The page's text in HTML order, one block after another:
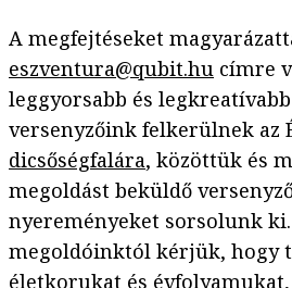
A megfejtéseket
eszventura@qubit.hu címre
leggyorsabb és
versenyzőink felkerülnek az
dicsőségfalára, közöttük és
megoldást beküldő
nyereményeket sorsolunk
megoldóinktól kérjük, hogy
életkorukat és